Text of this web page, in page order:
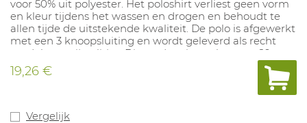
voor 50% uit polyester. Het poloshirt verliest geen vorm
en kleur tijdens het wassen en drogen en behoudt te
allen tijde de uitstekende kwaliteit. De polo is afgewerkt
met een 3 knoopsluiting en wordt geleverd als recht
model met zij-splitjes. Dit product is wasbaar op 60
graden. Kwaliteit: 50% Katoen / 50% Polyester, 180 g/m².
Beschikbare kleuren: Marine, koningsblauw, wit,
donkergrijs, zwart en rood. Beschikbare maten: XS-5XL.
19,26 €
Vergelijk